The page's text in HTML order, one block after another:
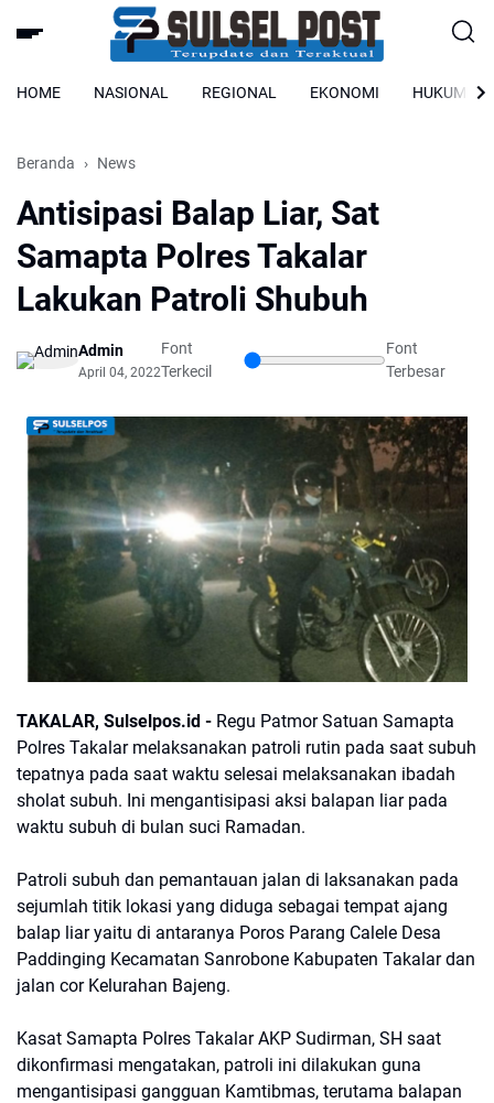
HOME NASIONAL REGIONAL EKONOMI HUKUM
Beranda News
Antisipasi Balap Liar, Sat
Samapta Polres Takalar
Lakukan Patroli Shubuh
Admin
April 04, 2022
Font
Terkecil
Font
Terbesar
TAKALAR, Sulselpos.id - Regu Patmor Satuan Samapta
Polres Takalar melaksanakan patroli rutin pada saat subuh
tepatnya pada saat waktu selesai melaksanakan ibadah
sholat subuh. Ini mengantisipasi aksi balapan liar pada
waktu subuh di bulan suci Ramadan.
Patroli subuh dan pemantauan jalan di laksanakan pada
sejumlah titik lokasi yang diduga sebagai tempat ajang
balap liar yaitu di antaranya Poros Parang Calele Desa
Paddinging Kecamatan Sanrobone Kabupaten Takalar dan
jalan cor Kelurahan Bajeng.
Kasat Samapta Polres Takalar AKP Sudirman, SH saat
dikonfirmasi mengatakan, patroli ini dilakukan guna
mengantisipasi gangguan Kamtibmas, terutama balapan